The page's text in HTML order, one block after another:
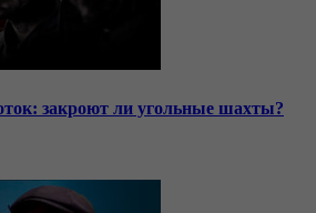
закроют ли угольные шахты?